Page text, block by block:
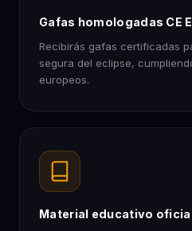
Gafas homologadas CE
Recibirás gafas certificadas
segura del eclipse,
europeos.
Material educativo